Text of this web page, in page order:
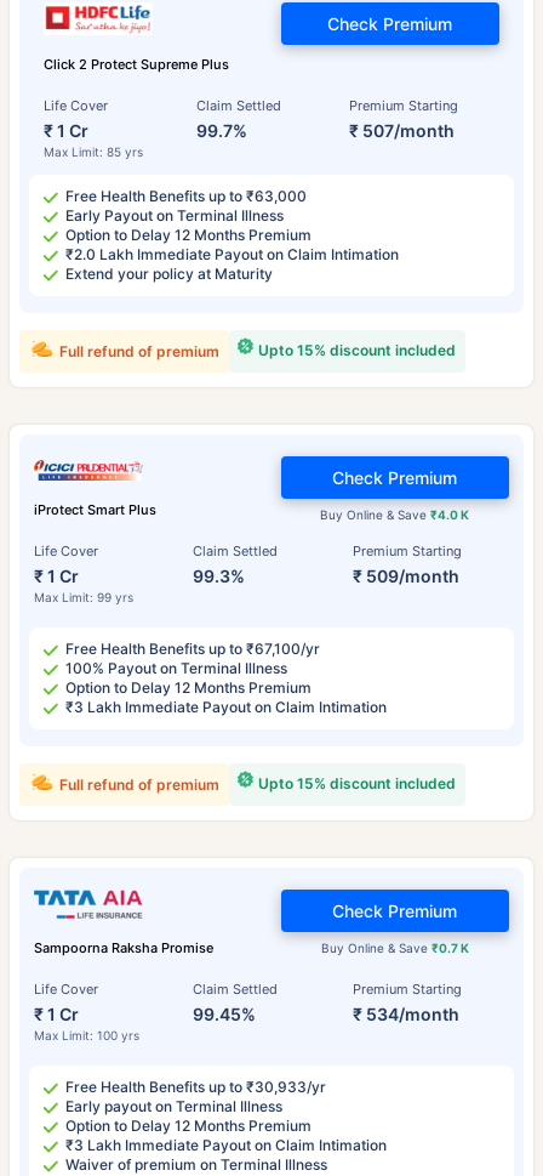
Click 2 Protect Supreme Plus
Life Cover
₹ 1 Cr
Max Limit: 85 yrs
Claim Settled
99.7%
Premium Starting
₹ 507/month
Check Premium
Free Health Benefits up to ₹63,000
Early Payout on Terminal Illness
Option to Delay 12 Months Premium
₹2.0 Lakh Immediate Payout on Claim Intimation
Extend your policy at Maturity
Upto 15% discount included
Full refund of premium
iProtect Smart Plus
Life Cover
₹ 1 Cr
Max Limit: 99 yrs
Claim Settled
99.3%
Premium Starting
₹ 509/month
Buy Online & Save₹4.0 K
Check Premium
Free Health Benefits up to ₹67,100/yr
100% Payout on Terminal Illness
Option to Delay 12 Months Premium
₹3 Lakh Immediate Payout on Claim Intimation
Upto 15% discount included
Full refund of premium
Sampoorna Raksha Promise
Life Cover
₹ 1 Cr
Max Limit: 100 yrs
Claim Settled
99.45%
Premium Starting
₹ 534/month
Buy Online & Save ₹0.7 K
Check Premium
Free Health Benefits up to ₹30,933/yr
Early payout on Terminal Illness
Option to Delay 12 Months Premium
₹3 Lakh Immediate Payout on Claim Intimation
Waiver of premium on Terminal Illness